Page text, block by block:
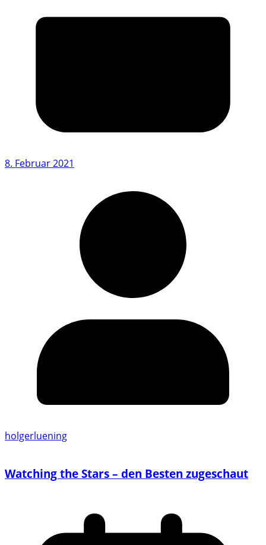
8. Februar 2021
holgerluening
Watching the Stars – den Besten zugeschaut